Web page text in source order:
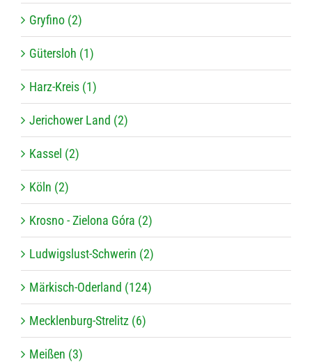
Gryfino (2)
Gütersloh (1)
Harz-Kreis (1)
Jerichower Land (2)
Kassel (2)
Köln (2)
Krosno - Zielona Góra (2)
Ludwigslust-Schwerin (2)
Märkisch-Oderland (124)
Mecklenburg-Strelitz (6)
Meißen (3)